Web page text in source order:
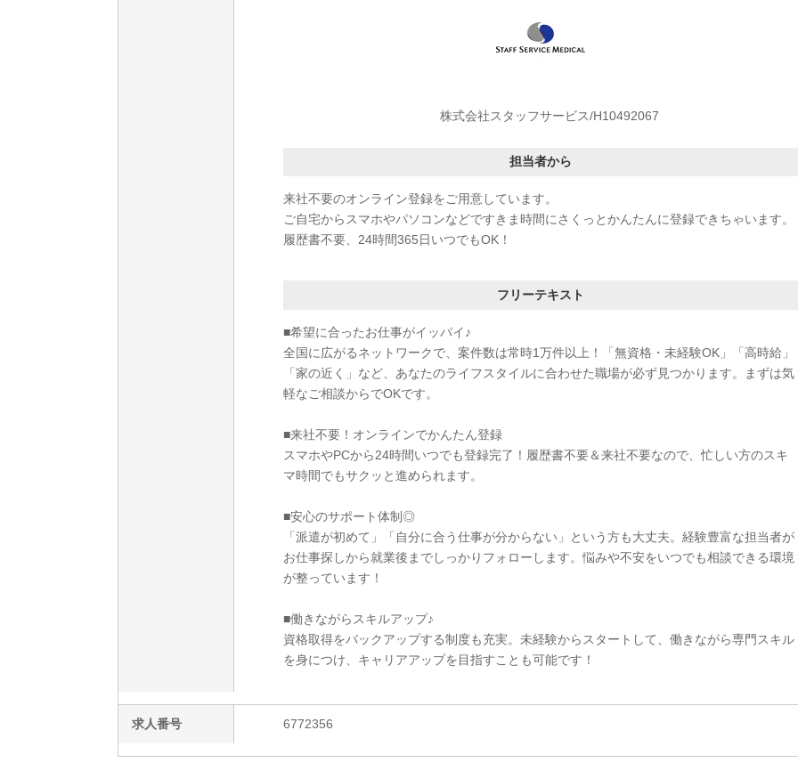
株式会社スタッフサービス/H10492067
担当者から
来社不要のオンライン登録をご用意しています。
ご自宅からスマホやパソコンなどですきま時間にさくっとかんたんに登録できちゃいます。
履歴書不要、24時間365日いつでもOK！
フリーテキスト
■希望に合ったお仕事がイッパイ♪
全国に広がるネットワークで、案件数は常時1万件以上！「無資格・未経験OK」「高時給」
「家の近く」など、あなたのライフスタイルに合わせた職場が必ず見つかります。まずは気
軽なご相談からでOKです。
■来社不要！オンラインでかんたん登録
スマホやPCから24時間いつでも登録完了！履歴書不要＆来社不要なので、忙しい方のスキ
マ時間でもサクッと進められます。
■安心のサポート体制◎
「派遣が初めて」「自分に合う仕事が分からない」という方も大丈夫。経験豊富な担当者が
お仕事探しから就業後までしっかりフォローします。悩みや不安をいつでも相談できる環境
が整っています！
■働きながらスキルアップ♪
資格取得をバックアップする制度も充実。未経験からスタートして、働きながら専門スキル
を身につけ、キャリアアップを目指すことも可能です！
求人番号 6772356